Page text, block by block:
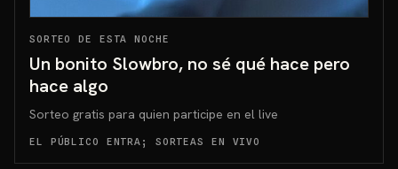
SORTEO DE ESTA NOCHE
Un bonito Slowbro, no sé qué hace pero
hace algo
Sorteo gratis para quien participe en el live
EL PÚBLICO ENTRA; SORTEAS EN VIVO